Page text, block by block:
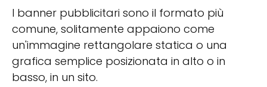
I banner pubblicitari sono il formato più
comune, solitamente appaiono come
un'immagine rettangolare statica o una
grafica semplice posizionata in alto o in
basso, in un sito.